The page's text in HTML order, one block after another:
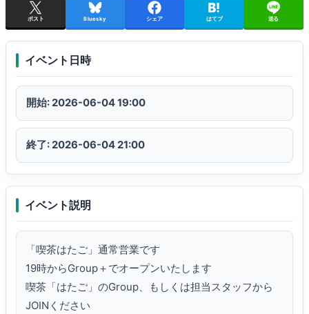
ポスト Bluesky シェア はてブ 送る
イベント日時
開始: 2026-06-04 19:00
終了: 2026-06-04 21:00
イベント説明
「喫茶はたご」通常営業です
19時からGroup＋でオープンいたします
喫茶「はたご」のGroup、もしくは担当スタッフから
JOINください